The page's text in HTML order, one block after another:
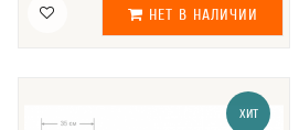
НЕТ В НАЛИЧИИ
ХИТ